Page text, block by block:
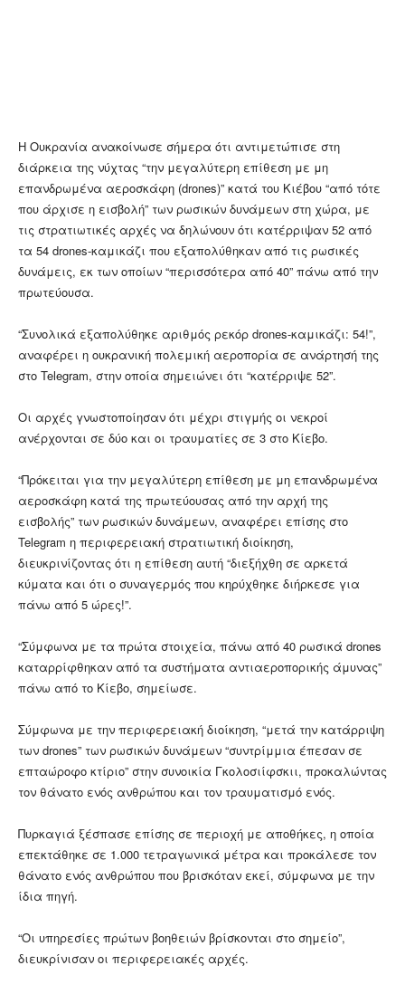
Η Ουκρανία ανακοίνωσε σήμερα ότι αντιμετώπισε στη
διάρκεια της νύχτας “την μεγαλύτερη επίθεση με μη
επανδρωμένα αεροσκάφη (drones)” κατά του Κιέβου “από τότε
που άρχισε η εισβολή” των ρωσικών δυνάμεων στη χώρα, με
τις στρατιωτικές αρχές να δηλώνουν ότι κατέρριψαν 52 από
τα 54 drones-καμικάζι που εξαπολύθηκαν από τις ρωσικές
δυνάμεις, εκ των οποίων “περισσότερα από 40” πάνω από την
πρωτεύουσα.
“Συνολικά εξαπολύθηκε αριθμός ρεκόρ drones-καμικάζι: 54!”,
αναφέρει η ουκρανική πολεμική αεροπορία σε ανάρτησή της
στο Telegram, στην οποία σημειώνει ότι “κατέρριψε 52”.
Οι αρχές γνωστοποίησαν ότι μέχρι στιγμής οι νεκροί
ανέρχονται σε δύο και οι τραυματίες σε 3 στο Κίεβο.
“Πρόκειται για την μεγαλύτερη επίθεση με μη επανδρωμένα
αεροσκάφη κατά της πρωτεύουσας από την αρχή της
εισβολής” των ρωσικών δυνάμεων, αναφέρει επίσης στο
Telegram η περιφερειακή στρατιωτική διοίκηση,
διευκρινίζοντας ότι η επίθεση αυτή “διεξήχθη σε αρκετά
κύματα και ότι ο συναγερμός που κηρύχθηκε διήρκεσε για
πάνω από 5 ώρες!”.
“Σύμφωνα με τα πρώτα στοιχεία, πάνω από 40 ρωσικά drones
καταρρίφθηκαν από τα συστήματα αντιαεροπορικής άμυνας”
πάνω από το Κίεβο, σημείωσε.
Σύμφωνα με την περιφερειακή διοίκηση, “μετά την κατάρριψη
των drones” των ρωσικών δυνάμεων “συντρίμμια έπεσαν σε
επταώροφο κτίριο” στην συνοικία Γκολοσιίφσκιι, προκαλώντας
τον θάνατο ενός ανθρώπου και τον τραυματισμό ενός.
Πυρκαγιά ξέσπασε επίσης σε περιοχή με αποθήκες, η οποία
επεκτάθηκε σε 1.000 τετραγωνικά μέτρα και προκάλεσε τον
θάνατο ενός ανθρώπου που βρισκόταν εκεί, σύμφωνα με την
ίδια πηγή.
“Οι υπηρεσίες πρώτων βοηθειών βρίσκονται στο σημείο”,
διευκρίνισαν οι περιφερειακές αρχές.